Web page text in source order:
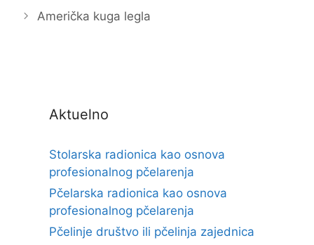
Američka kuga legla
Aktuelno
Stolarska radionica kao osnova
profesionalnog pčelarenja
Pčelarska radionica kao osnova
profesionalnog pčelarenja
Pčelinje društvo ili pčelinja zajednica